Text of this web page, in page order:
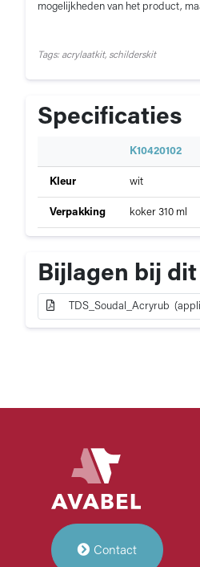
mogelijkheden van het product,
Tags: acrylaatkit, schilderskit
Specificaties
Soudal
p
e
c
i
f
c
t
i
K10420102
Kleur wit
Verpakking koker 310 ml
Bijlagen bij
TDS_Soudal_Acryrub
Contact